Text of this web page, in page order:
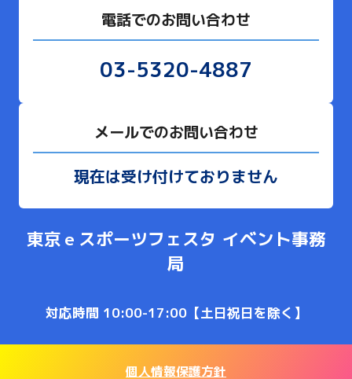
電話でのお問い合わせ
03-5320-4887
メールでのお問い合わせ
現在は受け付けておりません
東京ｅスポーツフェスタ イベント事務
局
対応時間 10:00-17:00【土日祝日を除く】
個人情報保護方針